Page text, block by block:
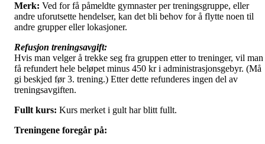
Merk: Ved for få påmeldte gymnaster per treningsgruppe, eller
andre uforutsette hendelser, kan det bli behov for å flytte noen til
andre grupper eller lokasjoner.
Refusjon treningsavgift:
Hvis man velger å trekke seg fra gruppen etter to treninger, vil man
få refundert hele beløpet minus 450 kr i administrasjonsgebyr. (Må
gi beskjed før 3. trening.) Etter dette refunderes ingen del av
treningsavgiften.
Fullt kurs: Kurs merket i gult har blitt fullt.
Treningene foregår på: